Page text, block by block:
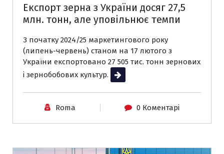
Експорт зерна з України досяг 27,5
млн. тонн, але уповільнює темпи
З початку 2024/25 маркетингового року
(липень-червень) станом на 17 лютого з
України експортовано 27 505 тис. тонн зернових
і зернобобових культур.
Читати далі
Roma 0 Коментарі